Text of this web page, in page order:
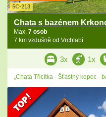
5C-213
Chata s bazénem
Max. 7 osob
7 km vzdušně od Vrchlabí
3x 1x
„Chata Třicítka - Šťastný kopec -